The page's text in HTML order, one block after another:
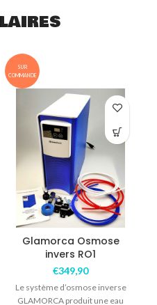
SUR
COMMANDE
Glamorca Osmose
invers RO1
€349,90
Le système d’osmose inverse
GLAMORCA produit une eau